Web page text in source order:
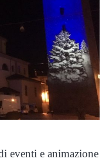
eventi e animazione